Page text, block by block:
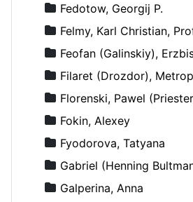
Fedotow, Georgij P.
Felmy, Karl Christian,
Feofan (Galinskiy),
Filaret (Drozdor),
Florenski, Pawel
Fokin, Alexey
Fyodorova, Tatyana
Gabriel (Henning
Galperina, Anna